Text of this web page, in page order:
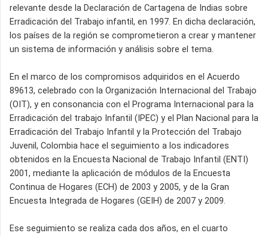
relevante desde la Declaración de Cartagena de Indias sobre
Erradicación del Trabajo infantil, en 1997. En dicha declaración,
los países de la región se comprometieron a crear y mantener
un sistema de información y análisis sobre el tema.
En el marco de los compromisos adquiridos en el Acuerdo
89613, celebrado con la Organización Internacional del Trabajo
(OIT), y en consonancia con el Programa Internacional para la
Erradicación del trabajo Infantil (IPEC) y el Plan Nacional para la
Erradicación del Trabajo Infantil y la Protección del Trabajo
Juvenil, Colombia hace el seguimiento a los indicadores
obtenidos en la Encuesta Nacional de Trabajo Infantil (ENTI)
2001, mediante la aplicación de módulos de la Encuesta
Continua de Hogares (ECH) de 2003 y 2005, y de la Gran
Encuesta Integrada de Hogares (GEIH) de 2007 y 2009.
Ese seguimiento se realiza cada dos años, en el cuarto